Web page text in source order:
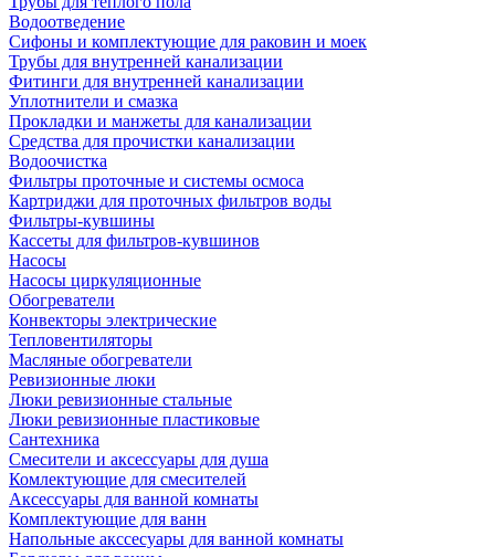
Водоотведение
Сифоны и комплектующие для раковин и моек
Трубы для внутренней канализации
Фитинги для внутренней канализации
Уплотнители и смазка
Прокладки и манжеты для канализации
Средства для прочистки канализации
Водоочистка
Фильтры проточные и системы осмоса
Картриджи для проточных фильтров воды
Фильтры-кувшины
Кассеты для фильтров-кувшинов
Насосы
Насосы циркуляционные
Обогреватели
Конвекторы электрические
Тепловентиляторы
Масляные обогреватели
Ревизионные люки
Люки ревизионные стальные
Люки ревизионные пластиковые
Сантехника
Смесители и аксессуары для душа
Комлектующие для смесителей
Аксессуары для ванной комнаты
Комплектующие для ванн
Напольные акссесуары для ванной комнаты